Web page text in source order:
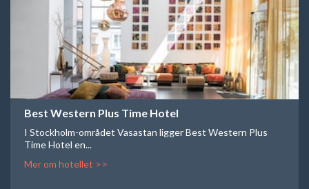
Best Western Plus Time Hotel
I Stockholm-området Vasastan ligger Best Western Plus
Time Hotel en...
Mer om hotellet >>